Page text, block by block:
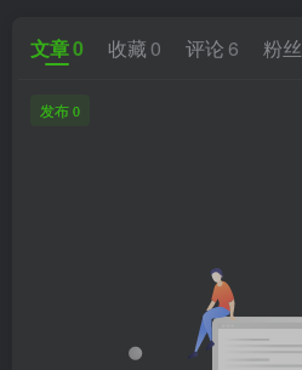
文章0 收藏 0 评论 6 粉丝
发布 0